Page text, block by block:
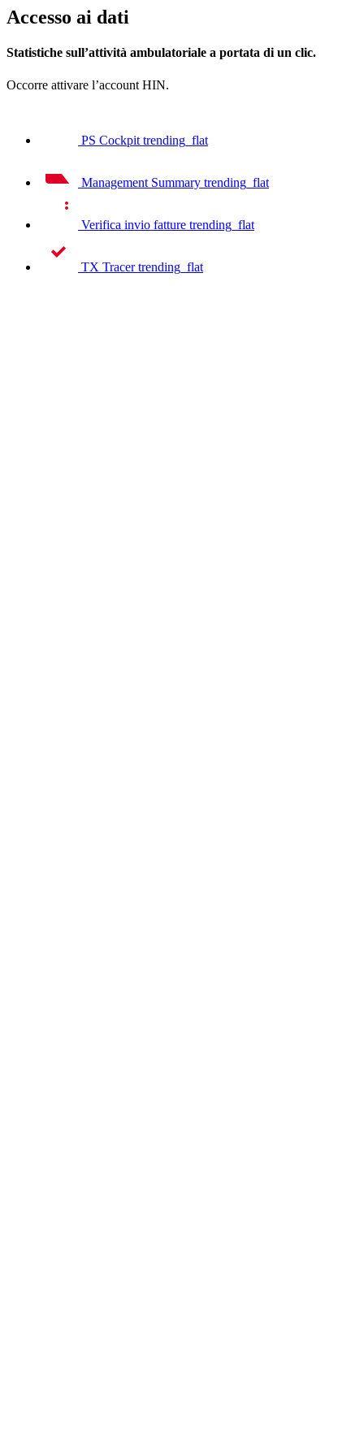
Accesso ai dati
Statistiche sull’attività ambulatoriale a portata di un clic.
Occorre attivare l’account HIN.
PS Cockpit trending_flat
Management Summary trending_flat
Verifica invio fatture trending_flat
TX Tracertrending_flat